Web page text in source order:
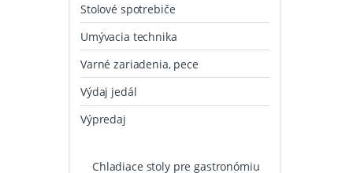
Stolové spotrebiče
Umývacia technika
Varné zariadenia, pece
Výdaj jedál
Výpredaj
Chladiace stoly pre gastronómiu